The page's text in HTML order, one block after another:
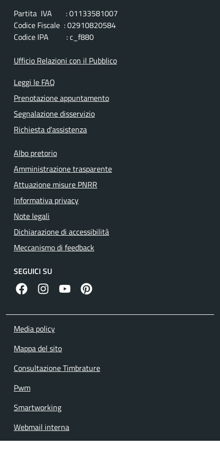
Partita IVA : 01133581007
Codice Fiscale : 02910820584
Codice IPA : c_f880
Ufficio Relazioni con il Pubblico
Leggi le FAQ
Prenotazione appuntamento
Segnalazione disservizio
Richiesta d'assistenza
Albo pretorio
Amministrazione trasparente
Attuazione misure PNRR
Informativa privacy
Note legali
Dichiarazione di accessibilità
Meccanismo di feedback
SEGUICI SU
facebook instagramcanale youtube
pinterest
Media policy
Mappa del sito
Consultazione Timbrature
Pwm
Smartworking
Webmail interna